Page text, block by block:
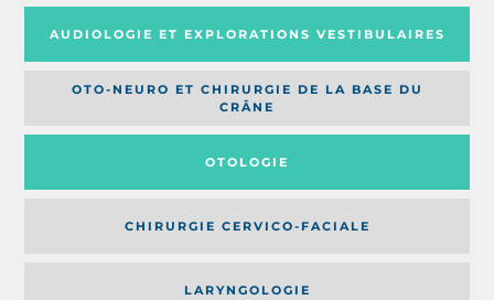
AUDIOLOGIE ET EXPLORATIONS VESTIBULAIRES
OTO-NEURO ET CHIRURGIE DE LA BASE DU
CRÂNE
OTOLOGIE
CHIRURGIE CERVICO-FACIALE
LARYNGOLOGIE